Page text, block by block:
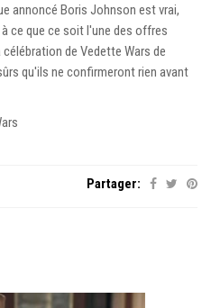
annoncé Boris Johnson est vrai,
ce que ce soit l'une des offres
de Vedette Wars de
qu'ils ne confirmeront rien avant
Partager: